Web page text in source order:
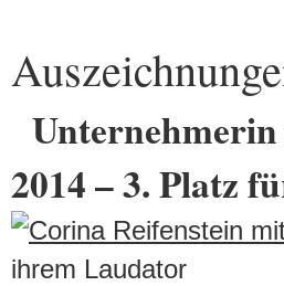
2014 – 3. Platz
ihrem Laudator